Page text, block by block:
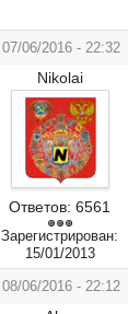
07/06/2016 - 22:32
Nikolai
Ответов: 6561
Зарегистрирован:
15/01/2013
08/06/2016 - 22:12